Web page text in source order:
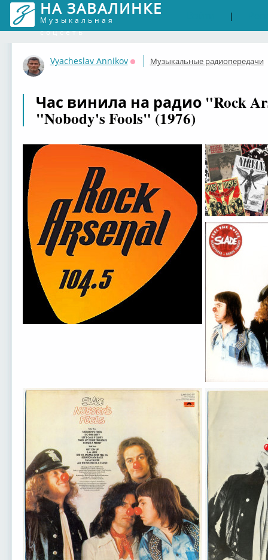
НА ЗАВАЛИНКЕ
Музыкальная
соцсеть
|
Vyacheslav Annikov
Оффлайн
Музыкальные радиопередачи
Час винила на радио "Rock
"Nobody's Fools" (1976)